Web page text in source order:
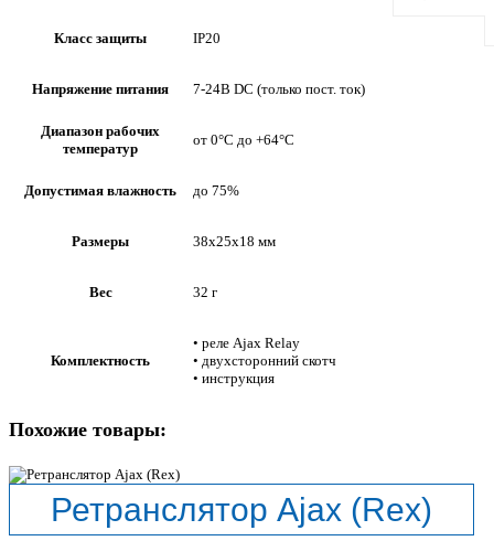
Класс защиты IP20
Напряжение питания 7-24В DC (только пост. ток)
Диапазон рабочих
температур
от 0°С до +64°С
Допустимая влажность до 75%
Размеры 38х25х18 мм
Вес 32 г
Комплектность
• реле Ajax Relay
• двухсторонний скотч
• инструкция
Похожие товары:
Ретранслятор Ajax (Rex)